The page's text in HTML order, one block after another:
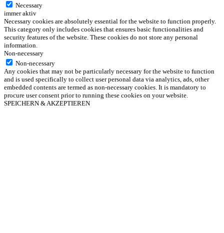
Necessary
immer aktiv
Necessary cookies are absolutely essential for the website to function properly.
This category only includes cookies that ensures basic functionalities and
security features of the website. These cookies do not store any personal
information.
Non-necessary
Non-necessary
Any cookies that may not be particularly necessary for the website to function
and is used specifically to collect user personal data via analytics, ads, other
embedded contents are termed as non-necessary cookies. It is mandatory to
procure user consent prior to running these cookies on your website.
SPEICHERN & AKZEPTIEREN